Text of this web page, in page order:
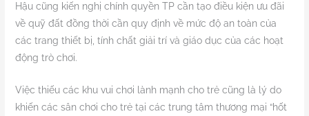
Hậu cũng kiến nghị chính quyền TP cần tạo điều kiện ưu đãi
về quỹ đất đồng thời cần quy định về mức độ an toàn của
các trang thiết bị, tính chất giải trí và giáo dục của các hoạt
động trò chơi.
Việc thiếu các khu vui chơi lành mạnh cho trẻ cũng là lý do
khiến các sân chơi cho trẻ tại các trung tâm thương mại “hốt